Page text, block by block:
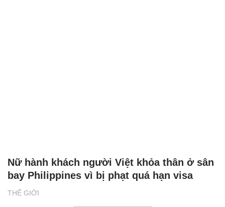
THẾ GIỚI
Nữ hành khách người Việt khỏa thân ở sân
bay Philippines vì bị phạt quá hạn visa